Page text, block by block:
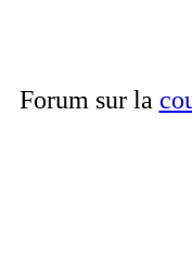
Forum sur la